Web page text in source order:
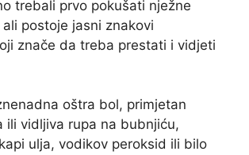
trebali prvo pokušati nježne
postoje jasni znakovi
znače da treba prestati i vidjeti
oštra bol, primjetan
ili vidljiva rupa na bubnjiću,
ulja, vodikov peroksid ili bilo